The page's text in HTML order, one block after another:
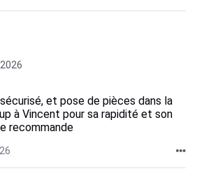
et pose de pièces dans la
à Vincent pour sa rapidité et son
recommande